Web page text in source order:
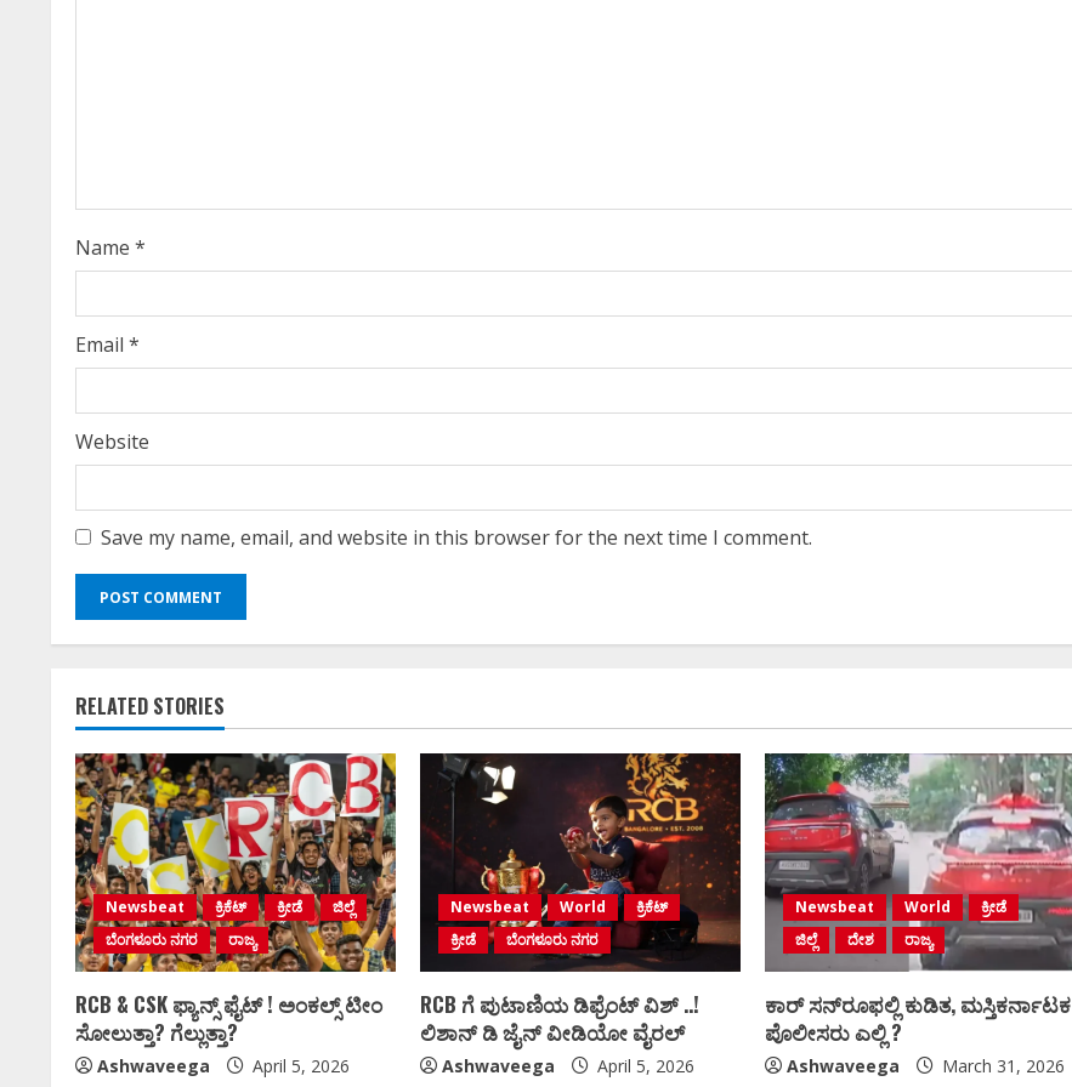
d
i
n
g
Name *
Email *
Website
Save my name, email, and website in this browser for the next time I comment.
RELATED STORIES
Newsbeat ಕ್ರಿಕೆಟ್ ಕ್ರೀಡೆ
ಜಿಲ್ಲೆ
ಬೆಂಗಳೂರು ನಗರ
ರಾಜ್ಯ
RCB & CSK ಫ್ಯಾನ್ಸ್‌ ಫೈಟ್ !‌ ಅಂಕಲ್ಸ್‌ ಟೀಂ
ಸೋಲುತ್ತಾ? ಗೆಲ್ಲುತ್ತಾ?
Ashwaveega April 5, 2026
Newsbeat World
ಕ್ರಿಕೆಟ್
ಕ್ರೀಡೆ
ಬೆಂಗಳೂರು ನಗರ
RCB ಗೆ ಪುಟಾಣಿಯ ಡಿಫ್ರೆಂಟ್‌ ವಿಶ್ ..!
ಲಿಶಾನ್‌ ಡಿ ಜೈನ್‌ ವೀಡಿಯೋ ವೈರಲ್
Ashwaveega April 5, 2026
Newsbeat World
ಕ್ರೀಡೆ
ಜಿಲ್ಲೆ
ದೇಶ ರಾಜ್ಯ
ಕಾರ್ ಸನ್‌ರೂಫಲ್ಲಿ ಕುಡಿತ, ಮಸ್ತಿಕರ್ನಾಟಕ
ಪೊಲೀಸರು ಎಲ್ಲಿ ?
Ashwaveega March 31, 2026